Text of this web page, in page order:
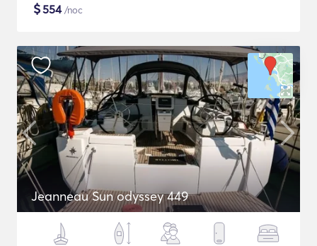
$554/noc
Jeanneau Sun odyssey 449